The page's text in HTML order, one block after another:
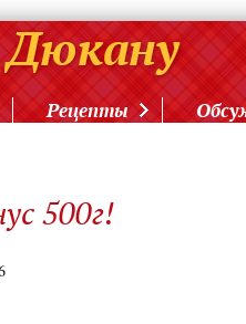
Рецепты
500г!